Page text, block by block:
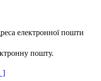
електронної пошти
пошту.
]